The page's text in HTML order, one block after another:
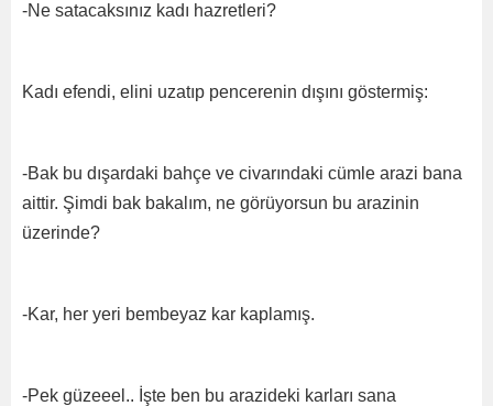
-Ne satacaksınız kadı hazretleri?
Kadı efendi, elini uzatıp pencerenin dışını göstermiş:
-Bak bu dışardaki bahçe ve civarındaki cümle arazi bana
aittir. Şimdi bak bakalım, ne görüyorsun bu arazinin
üzerinde?
-Kar, her yeri bembeyaz kar kaplamış.
-Pek güzeeel.. İşte ben bu arazideki karları sana